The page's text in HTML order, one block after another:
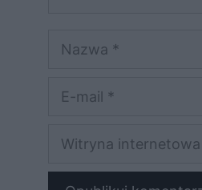
Nazwa
Witryna